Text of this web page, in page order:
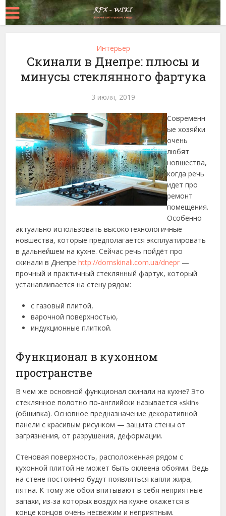
Интерьер
Скинали в Днепре: плюсы и
минусы стеклянного фартука
3 июля, 2019
Современн
ые хозяйки
очень
любят
новшества,
когда речь
идет про
ремонт
помещения.
Особенно
актуально использовать высокотехнологичные
новшества, которые предполагается эксплуатировать
в дальнейшем на кухне.Сейчас речь пойдёт про
скинали в Днепреhttp://domskinali.com.ua/dnepr —
прочный и практичный стеклянный фартук, который
устанавливается на стену рядом:
с газовый плитой,
варочной поверхностью,
индукционные плиткой.
Функционал в кухонном
пространстве
В чем же основной функционал скинали на кухне? Это
стеклянное полотно по-английски называется «skin»
(обшивка). Основное предназначение декоративной
панели с красивым рисунком — защита стены от
загрязнения, от разрушения, деформации.
Стеновая поверхность, расположенная рядом с
кухонной плитой не может быть оклеена обоями. Ведь
на стене постоянно будут появляться капли жира,
пятна. К тому же обои впитывают в себя неприятные
запахи, из-за которых воздух на кухне окажется в
конце концов очень несвежим и неприятным.